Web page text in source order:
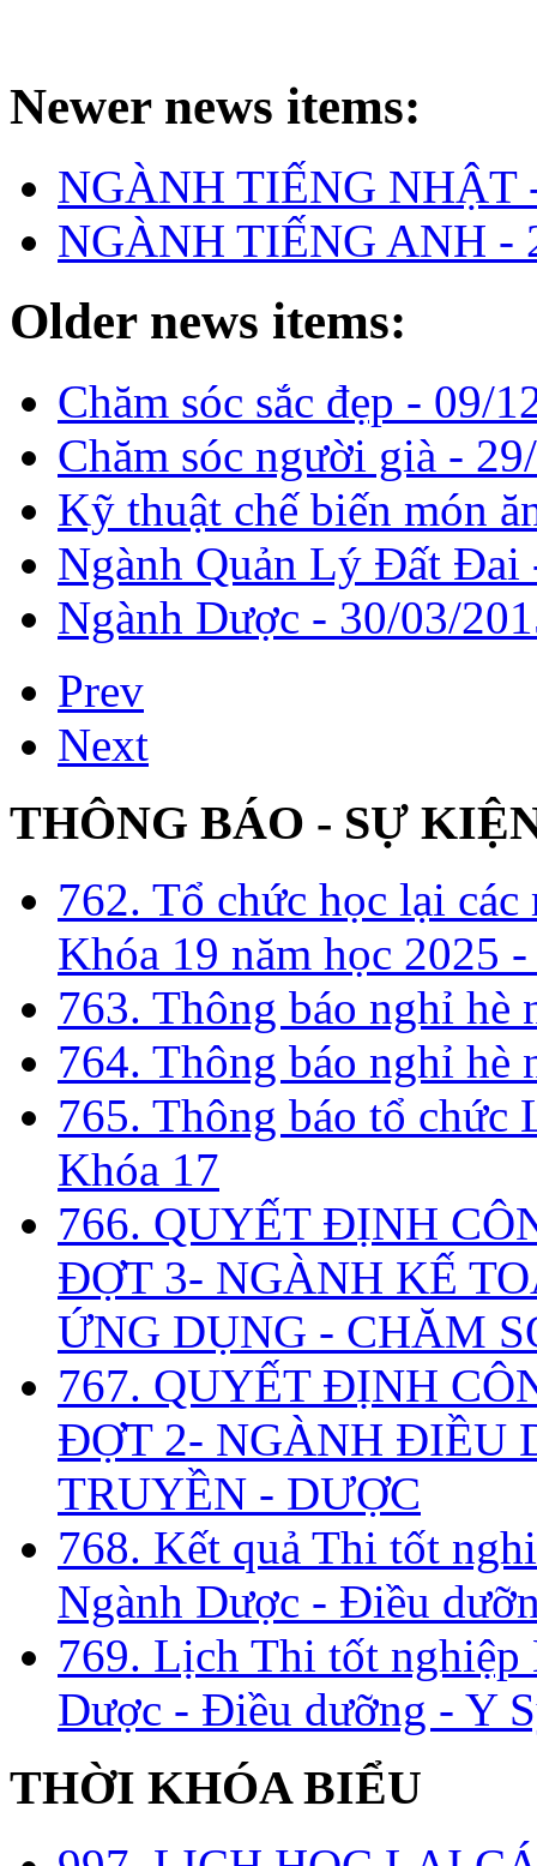
Newer news items:
NGÀNH TIẾNG
NGÀNH TIẾNG ANH -
Older news items:
Chăm sóc sắc đẹp - 09/
Chăm sóc người già -
Kỹ thuật chế biến món
Ngành Quản Lý Đất
Ngành Dược - 30/03/
Prev
Next
THÔNG BÁO - SỰ
762. Tổ chức học lại
Khóa 19 năm học 2025
763. Thông báo nghỉ hè
764. Thông báo nghỉ hè
765. Thông báo tổ chức
Khóa 17
766. QUYẾT ĐỊNH
ĐỢT 3- NGÀNH KẾ
ỨNG DỤNG - CHĂM
767. QUYẾT ĐỊNH
ĐỢT 2- NGÀNH ĐIỀU
TRUYỀN - DƯỢC
768. Kết quả Thi tốt
Ngành Dược - Điều
769. Lịch Thi tốt
Dược - Điều dưỡng - Y
THỜI KHÓA BIỂU